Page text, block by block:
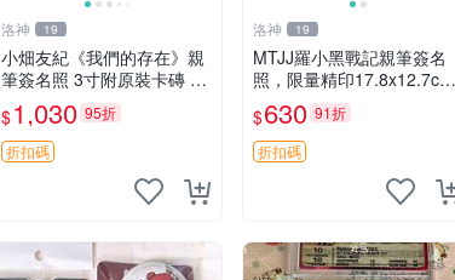
洛神 19
小畑友紀《我們的存在》親
筆簽名照 3寸附原裝卡磚 傳
真收藏推薦 照片 魚眼 相框
$1,030 95折
折扣碼
洛神 19
MTJJ羅小黑戰記親筆簽名
照，限量精印17.8x12.7cm
單張，附相框推薦收藏 羅小
黑戰記、MTJJ、相框
$630 91折
折扣碼